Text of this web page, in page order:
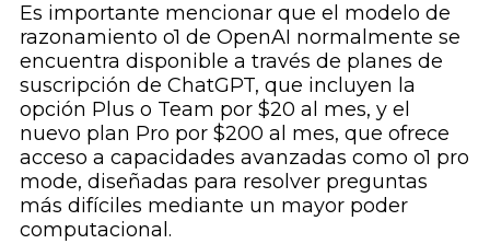
Es importante mencionar que el modelo de
razonamiento o1 de OpenAI normalmente se
encuentra disponible a través de planes de
suscripción de ChatGPT, que incluyen la
opción Plus o Team por $20 al mes, y el
nuevo plan Pro por $200 al mes, que ofrece
acceso a capacidades avanzadas como o1 pro
mode, diseñadas para resolver preguntas
más difíciles mediante un mayor poder
computacional.